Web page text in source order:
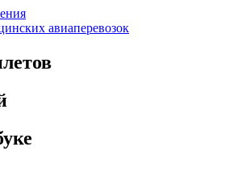
авиаперевозок